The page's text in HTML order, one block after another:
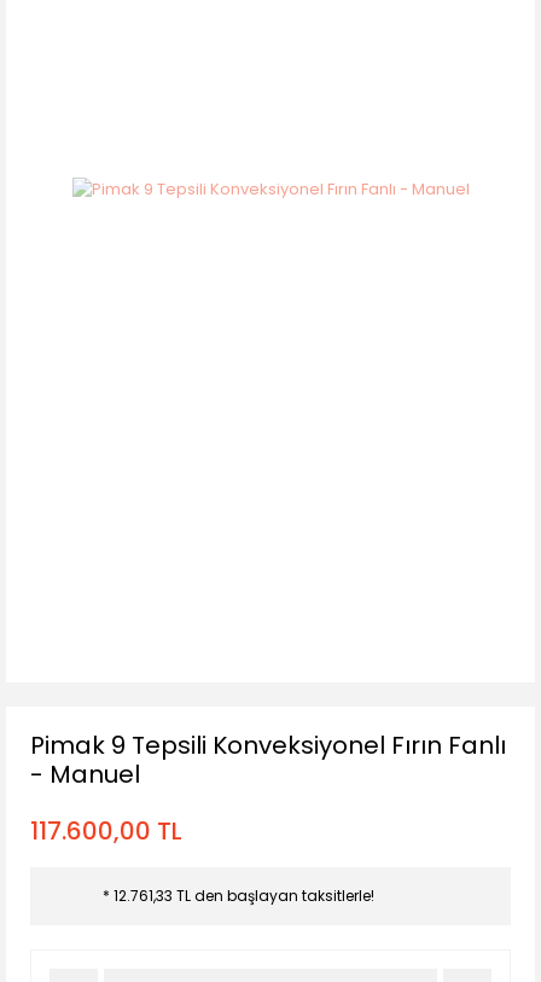
Pimak 9 Tepsili Konveksiyonel Fırın Fanlı
- Manuel
117.600,00 TL
* 12.761,33 TL den başlayan taksitlerle!